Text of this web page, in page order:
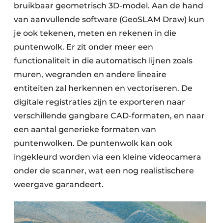
bruikbaar geometrisch 3D-model. Aan de hand
van aanvullende software (GeoSLAM Draw) kun
je ook tekenen, meten en rekenen in die
puntenwolk. Er zit onder meer een
functionaliteit in die automatisch lijnen zoals
muren, wegranden en andere lineaire
entiteiten zal herkennen en vectoriseren. De
digitale registraties zijn te exporteren naar
verschillende gangbare CAD-formaten, en naar
een aantal generieke formaten van
puntenwolken. De puntenwolk kan ook
ingekleurd worden via een kleine videocamera
onder de scanner, wat een nog realistischere
weergave garandeert.